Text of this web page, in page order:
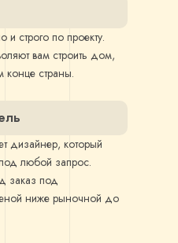
и строго по проекту.
вам строить дом,
страны.
дизайнер, который
любой запрос.
заказ под
ниже рыночной до